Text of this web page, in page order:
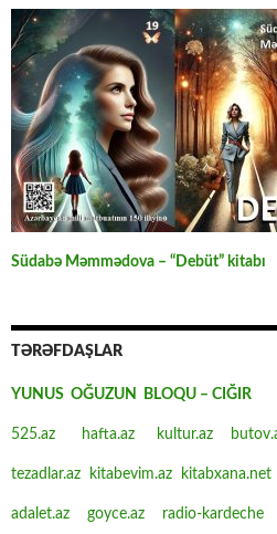
Südabə Məmmədova – “Debüt” kitabı
TƏRƏFDAŞLAR
YUNUS OĞUZUN BLOQU – CIĞIR
525.az hafta.az kultur.az
tezadlar.az kitabevim.az kitabxana.net
adalet.az goyce.az radio-kardeche